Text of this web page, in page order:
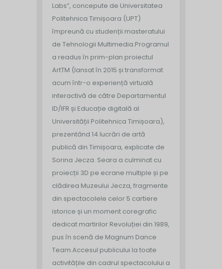
Labs”, concepute de Universitatea
Politehnica Timișoara (UPT)
împreună cu studenții masteratului
de Tehnologii Multimedia.Programul
a readus în prim-plan proiectul
ArtTM (lansat în 2015 și transformat
acum într-o experiență virtuală
interactivă de către Departamentul
ID/IFR și Educație digitală al
Universității Politehnica Timișoara),
prezentând 14 lucrări de artă
publică din Timișoara, explicate de
Sorina Jecza. Seara a culminat cu
proiecții 3D pe ecrane multiple și pe
clădirea Muzeului Jecza, fragmente
din spectacolele celor 5 cartiere
istorice și un moment coregrafic
dedicat martirilor Revoluției din 1989,
pus în scenă de Magnum Dance
Team.Accesul publicului la toate
activitățile din cadrul spectacolului a